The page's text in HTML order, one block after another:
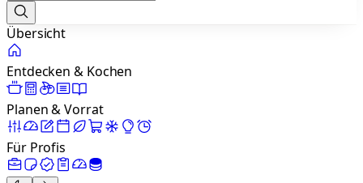
Übersicht
Entdecken & Kochen
Planen & Vorrat
Für Profis